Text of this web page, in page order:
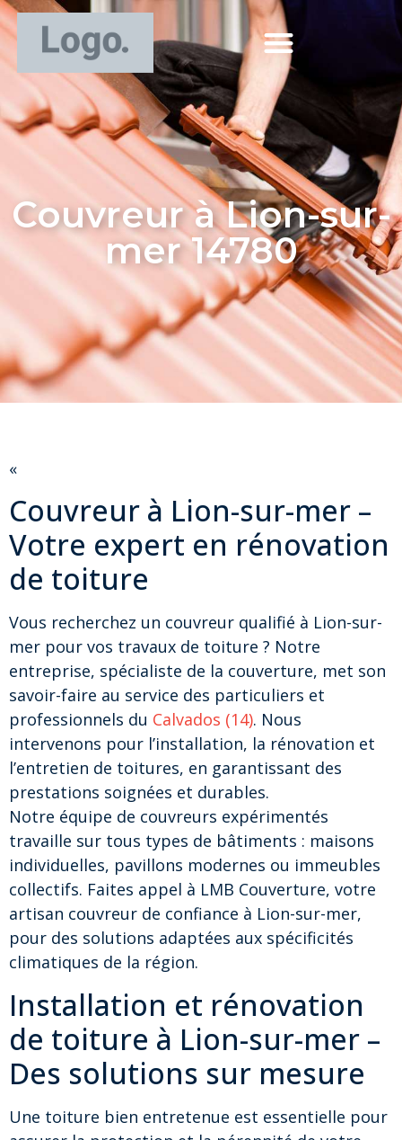
Couvreur à Lion-sur-
mer 14780
«
Couvreur à Lion-sur-mer –
Votre expert en rénovation
de toiture
Vous recherchez un couvreur qualifié à Lion-sur-
mer pour vos travaux de toiture ? Notre
entreprise, spécialiste de la couverture, met son
savoir-faire au service des particuliers et
professionnels du Calvados (14). Nous
intervenons pour l’installation, la rénovation et
l’entretien de toitures, en garantissant des
prestations soignées et durables.
Notre équipe de couvreurs expérimentés
travaille sur tous types de bâtiments : maisons
individuelles, pavillons modernes ou immeubles
collectifs. Faites appel à LMB Couverture, votre
artisan couvreur de confiance à Lion-sur-mer,
pour des solutions adaptées aux spécificités
climatiques de la région.
Installation et rénovation
de toiture à Lion-sur-mer –
Des solutions sur mesure
Une toiture bien entretenue est essentielle pour